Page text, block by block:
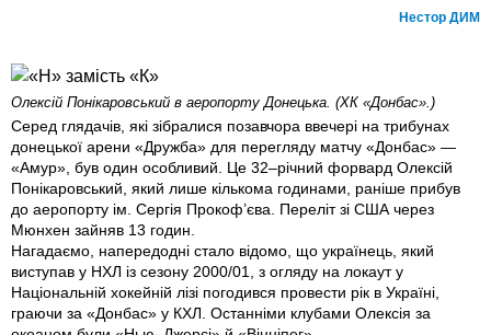
Нестор ДИМ
Олексій Понікаровський в аеропорту Донецька. (ХК «Донбас».)
Серед глядачів, які зібралися позавчора ввечері на трибунах
донецької арени «Дружба» для перегляду матчу «Донбас» —
«Амур», був один особливий. Це 32–річний форвард Олексій
Понікаровський, який лише кількома годинами, раніше прибув
до аеропорту ім. Сергія Прокоф’єва. Переліт зі США через
Мюнхен зайняв 13 годин.
Нагадаємо, напередодні стало відомо, що українець, який
виступав у НХЛ із сезону 2000/01, з огляду на локаут у
Національній хокейній лізі погодився провести рік в Україні,
граючи за «Донбас» у КХЛ. Останніми клубами Олексія за